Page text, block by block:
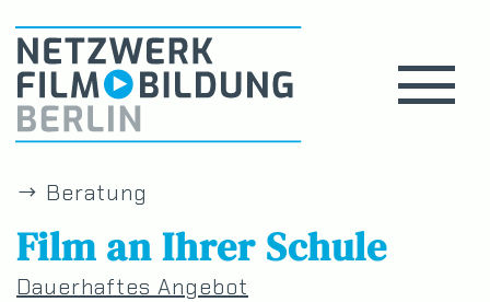
Beratung
Film an Ihrer Schule
Dauerhaftes Angebot